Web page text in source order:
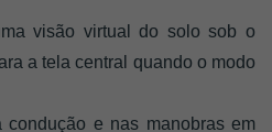
visão virtual do solo sob o
a tela central quando o modo
condução e nas manobras em